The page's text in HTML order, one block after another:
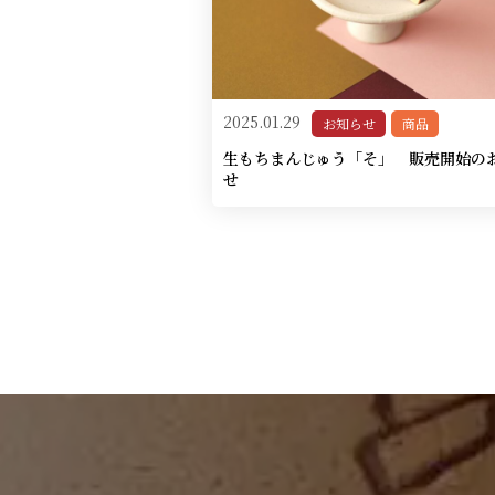
2025.01.29 お知らせ 商品
生もちまんじゅう「そ」 販売開始の
せ